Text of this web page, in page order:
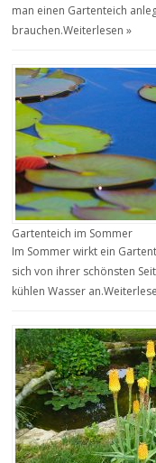
man einen Gartenteich
brauchen.Weiterlesen »
Gartenteich im Sommer
Im Sommer wirkt ein
sich von ihrer schönsten
kühlen Wasser an.